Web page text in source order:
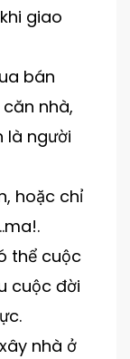
giao
bán
nhà,
là người
hoặc chỉ
thể cuộc
cuộc đời
nhà ở